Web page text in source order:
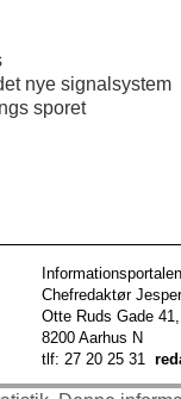
nye signalsystem
sporet
Chefredaktør
Otte Ruds Gade
8200 Aarhus N
tlf: 27 20 25 31